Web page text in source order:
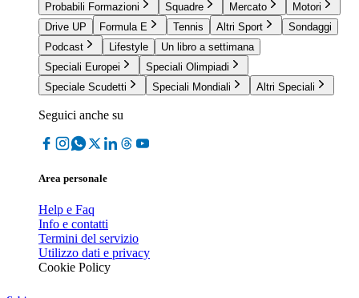
Probabili Formazioni
Squadre Mercato
Motori
Drive UP
Formula E Tennis Altri Sport
Sondaggi
Podcast
Lifestyle
Un libro a settimana
Speciali Europei
Speciali Olimpiadi
Speciale Scudetti
Speciali Mondiali Altri Speciali
Seguici anche su
Area personale
Help e Faq
Info e contatti
Termini del servizio
Utilizzo dati e privacy
Cookie Policy